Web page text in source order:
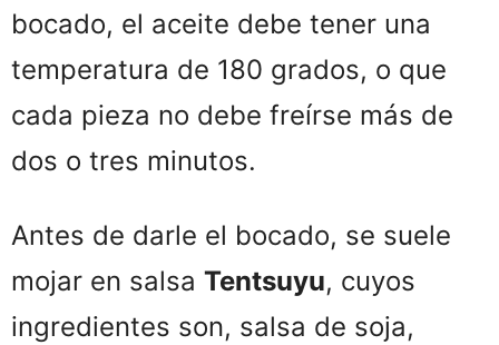
bocado, el aceite debe tener una
temperatura de 180 grados, o que
cada pieza no debe freírse más de
dos o tres minutos.
Antes de darle el bocado, se suele
mojar en salsa Tentsuyu, cuyos
ingredientes son, salsa de soja,